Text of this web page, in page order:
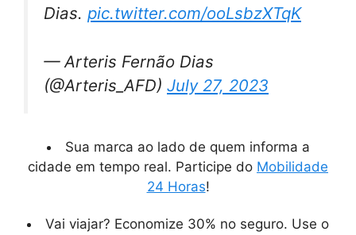
Dias. pic.twitter.com/ooLsbzXTqK
— Arteris Fernão Dias
(@Arteris_AFD) July 27, 2023
Sua marca ao lado de quem informa a
cidade em tempo real. Participe do Mobilidade
24 Horas!
Vai viajar? Economize 30% no seguro. Use o